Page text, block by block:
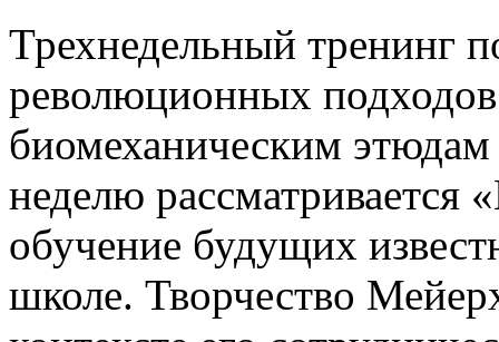
Трехнедельный тренинг
революционных
биомеханическим
неделю рассматривается
обучение будущих
школе. Творчество